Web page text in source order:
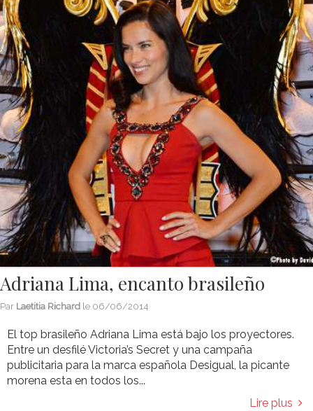
Adriana Lima, encanto brasileño
Par Laetitia Richard le 06/06/2014
El top brasileño Adriana Lima está bajo los proyectores.
Entre un desfilé Victoria’s Secret y una campaña
publicitaria para la marca española Desigual, la picante
morena esta en todos los...
Lire plus